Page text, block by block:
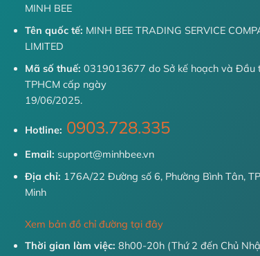
MINH BEE
Tên quốc tế: MINH BEE TRADING SERVICE
LIMITED
Mã số thuế: 0319013677 do Sở kế hoạch và Đầu
TPHCM cấp ngày
19/06/2025.
Hotline: 0903.728.335
Email: support@minhbee.vn
Địa chỉ: 176A/22 Đường số 6, Phường Bình Tân,
Minh
Xem bản đồ chỉ đường tại đây
Thời gian làm việc: 8h00-20h (Thứ 2 đến Chủ